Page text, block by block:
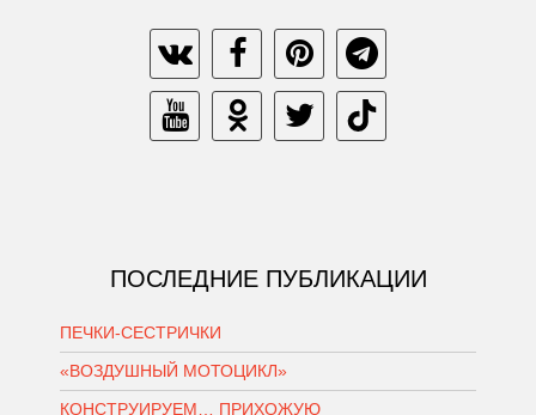
ПОСЛЕДНИЕ ПУБЛИКАЦИИ
ПЕЧКИ-СЕСТРИЧКИ
«ВОЗДУШНЫЙ МОТОЦИКЛ»
КОНСТРУИРУЕМ… ПРИХОЖУЮ